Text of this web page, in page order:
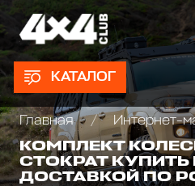
КАТАЛОГ
Главная Интернет-
КОМПЛЕКТ
СТОКРАТ КУПИТЬ
ДОСТАВКОЙ ПО